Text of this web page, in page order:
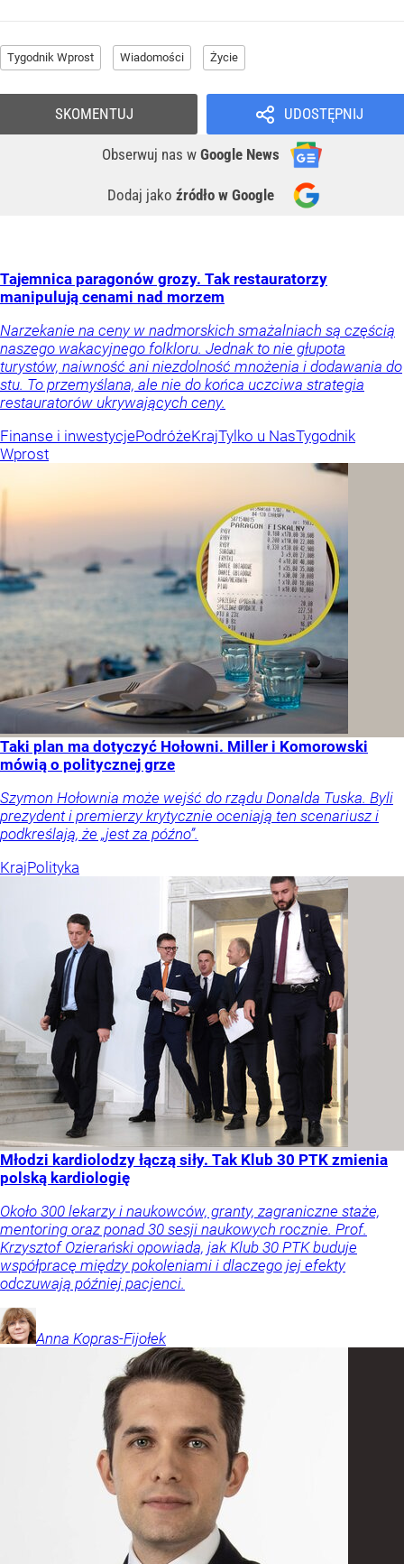
Tygodnik Wprost Wiadomości Życie
UDOSTĘPNIJ
Obserwuj nas w Google News
Dodaj jako źródło w Google
SKOMENTUJ
Tajemnica paragonów grozy. Tak restauratorzy
manipulują cenami nad morzem
Narzekanie na ceny w nadmorskich smażalniach są częścią
naszego wakacyjnego folkloru. Jednak to nie głupota
turystów, naiwność ani niezdolność mnożenia i dodawania do
stu. To przemyślana, ale nie do końca uczciwa strategia
restauratorów ukrywających ceny.
Finanse i inwestycjePodróżeKrajTylko u NasTygodnik
Wprost
Taki plan ma dotyczyć Hołowni. Miller i Komorowski
mówią o politycznej grze
Szymon Hołownia może wejść do rządu Donalda Tuska. Byli
prezydent i premierzy krytycznie oceniają ten scenariusz i
podkreślają, że „jest za późno”.
KrajPolityka
Młodzi kardiolodzy łączą siły. Tak Klub 30 PTK zmienia
polską kardiologię
Około 300 lekarzy i naukowców, granty, zagraniczne staże,
mentoring oraz ponad 30 sesji naukowych rocznie. Prof.
Krzysztof Ozierański opowiada, jak Klub 30 PTK buduje
współpracę między pokoleniami i dlaczego jej efekty
odczuwają później pacjenci.
Anna Kopras-Fijołek